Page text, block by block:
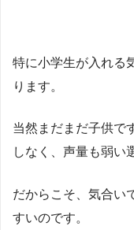
特に小学生が入れる
ります。
当然まだまだ子供で
しなく、声量も弱い
だからこそ、気合い
すいのです。